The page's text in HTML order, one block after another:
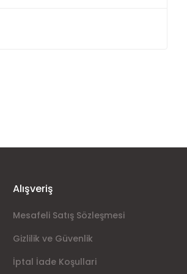
Alışveriş
Mesafeli Satış Sözleşmesi
Gizlilik ve Güvenlik
İptal İade Koşullari